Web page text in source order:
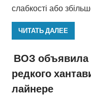
слабкості або
ЧИТАТЬ ДАЛЕЕ
ВОЗ объявила
редкого
лайнере